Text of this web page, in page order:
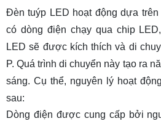
Đèn tuýp LED hoạt động dựa
có dòng điện chạy qua chip
LED sẽ được kích thích và di
P. Quá trình di chuyển này tạo ra
sáng. Cụ thể, nguyên lý hoạt
sau:
Dòng điện được cung cấp bởi